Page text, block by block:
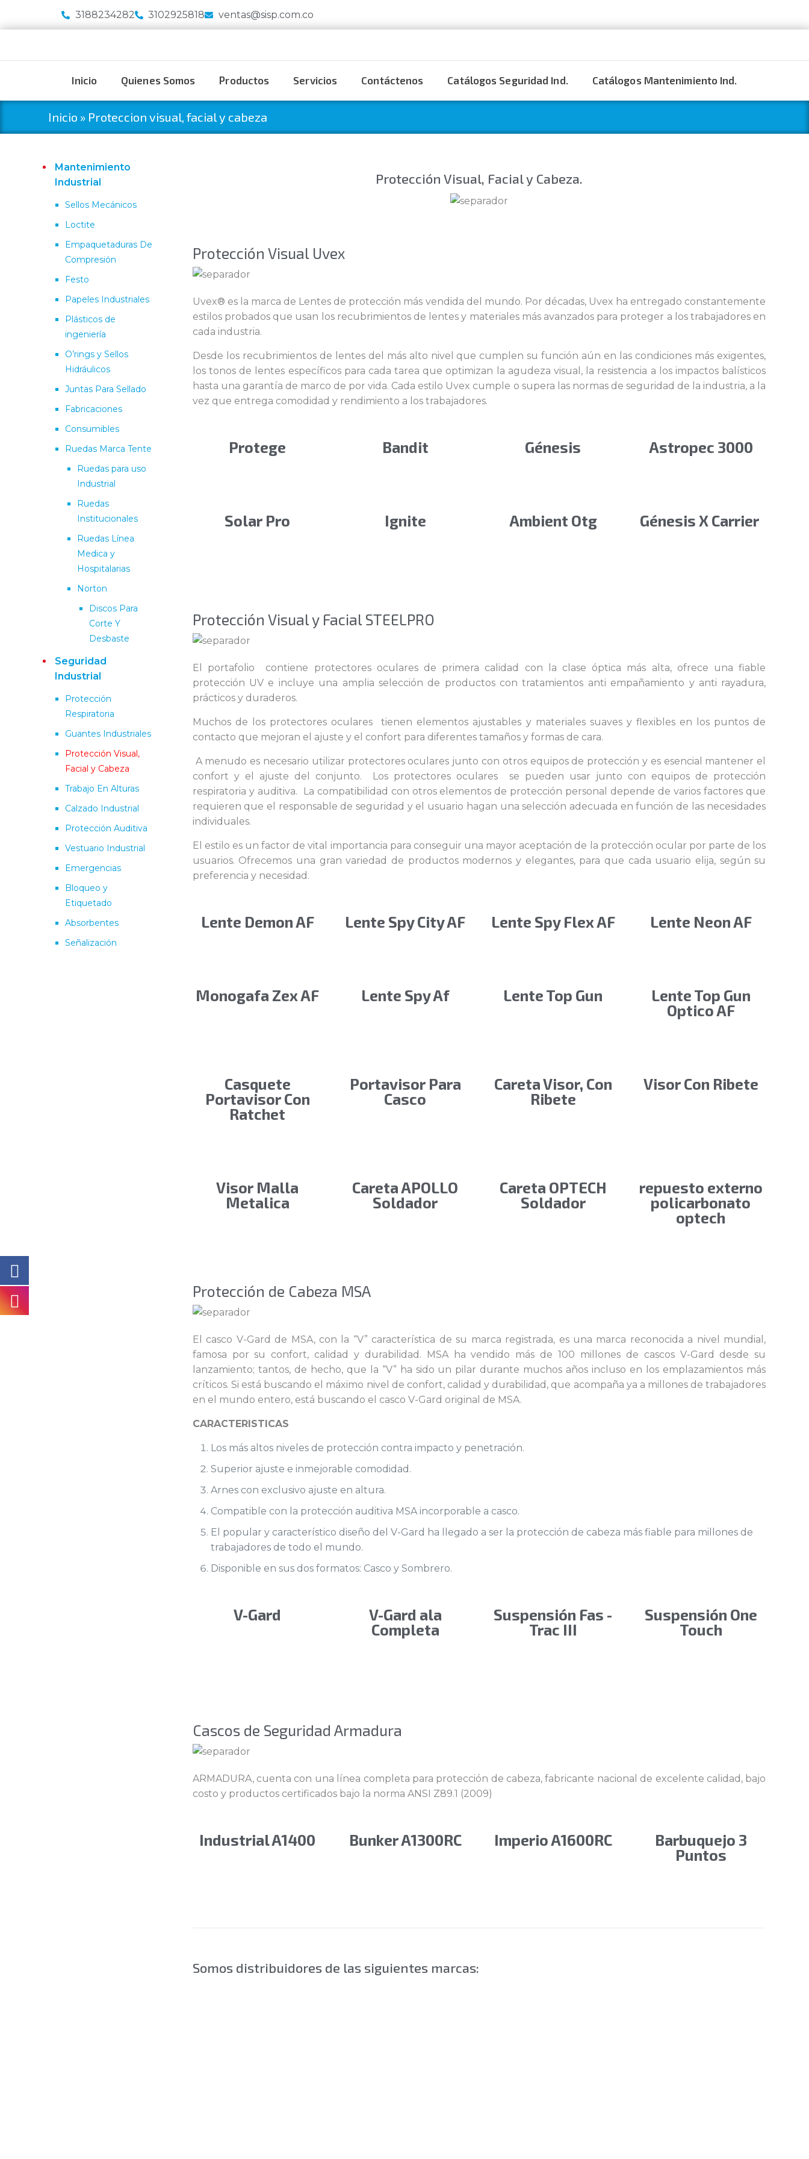
3188234282 3102925818 ventas@sisp.com.co
Inicio Quienes Somos Productos Servicios Contáctenos Catálogos Seguridad Ind. Catálogos Mantenimiento Ind.
Inicio » Proteccion visual, facial y cabeza
Protección Visual, Facial y Cabeza.
Protección Visual Uvex
Uvex® es la marca de Lentes de protección más vendida del mundo. Por décadas, Uvex ha entregado constantemente
estilos probados que usan los recubrimientos de lentes y materiales más avanzados para proteger a los trabajadores en
cada industria.
Desde los recubrimientos de lentes del más alto nivel que cumplen su función aún en las condiciones más exigentes,
los tonos de lentes específicos para cada tarea que optimizan la agudeza visual, la resistencia a los impactos balísticos
hasta una garantía de marco de por vida. Cada estilo Uvex cumple o supera las normas de seguridad de la industria, a la
vez que entrega comodidad y rendimiento a los trabajadores.
Protege Bandit Génesis Astropec 3000
Solar Pro Ignite Ambient Otg Génesis X Carrier
Protección Visual y Facial STEELPRO
El portafolio contiene protectores oculares de primera calidad con la clase óptica más alta, ofrece una fiable
protección UV e incluye una amplia selección de productos con tratamientos anti empañamiento y anti rayadura,
prácticos y duraderos.
Muchos de los protectores oculares tienen elementos ajustables y materiales suaves y flexibles en los puntos de
contacto que mejoran el ajuste y el confort para diferentes tamaños y formas de cara.
A menudo es necesario utilizar protectores oculares junto con otros equipos de protección y es esencial mantener el
confort y el ajuste del conjunto. Los protectores oculares se pueden usar junto con equipos de protección
respiratoria y auditiva. La compatibilidad con otros elementos de protección personal depende de varios factores que
requieren que el responsable de seguridad y el usuario hagan una selección adecuada en función de las necesidades
individuales.
El estilo es un factor de vital importancia para conseguir una mayor aceptación de la protección ocular por parte de los
usuarios. Ofrecemos una gran variedad de productos modernos y elegantes, para que cada usuario elija, según su
preferencia y necesidad.
Lente Demon AF Lente Spy City AF Lente Spy Flex AF Lente Neon AF
Monogafa Zex AF Lente Spy Af Lente Top Gun
Lente Top Gun
Optico AF
Casquete
Portavisor Con
Ratchet
Portavisor Para
Casco
Careta Visor, Con
Ribete
Visor Con Ribete
Visor Malla
Metalica
Careta APOLLO
Soldador
Careta OPTECH
Soldador
repuesto externo
policarbonato
optech
Protección de Cabeza MSA
El casco V-Gard de MSA, con la “V” característica de su marca registrada, es una marca reconocida a nivel mundial,
famosa por su confort, calidad y durabilidad. MSA ha vendido más de 100 millones de cascos V-Gard desde su
lanzamiento; tantos, de hecho, que la “V” ha sido un pilar durante muchos años incluso en los emplazamientos más
críticos. Si está buscando el máximo nivel de confort, calidad y durabilidad, que acompaña ya a millones de trabajadores
en el mundo entero, está buscando el casco V-Gard original de MSA.
CARACTERISTICAS
Los más altos niveles de protección contra impacto y penetración.
Superior ajuste e inmejorable comodidad.
Arnes con exclusivo ajuste en altura.
Compatible con la protección auditiva MSA incorporable a casco.
El popular y característico diseño del V-Gard ha llegado a ser la protección de cabeza más fiable para millones de
trabajadores de todo el mundo.
Disponible en sus dos formatos: Casco y Sombrero.
V-Gard
V-Gard ala
Completa
Suspensión Fas -
Trac III
Suspensión One
Touch
Cascos de Seguridad Armadura
ARMADURA, cuenta con una línea completa para protección de cabeza, fabricante nacional de excelente calidad, bajo
costo y productos certificados bajo la norma ANSI Z89.1 (2009)
Industrial A1400 Bunker A1300RC Imperio A1600RC
Barbuquejo 3
Puntos
Somos distribuidores de las siguientes marcas:
Mantenimiento
Industrial
Sellos Mecánicos
Loctite
Empaquetaduras De
Compresión
Festo
Papeles Industriales
Plásticos de
ingeniería
O’rings y Sellos
Hidráulicos
Juntas Para Sellado
Fabricaciones
Consumibles
Ruedas Marca Tente
Ruedas para uso
Industrial
Ruedas
Institucionales
Ruedas Línea
Medica y
Hospitalarias
Norton
Discos Para
Corte Y
Desbaste
Seguridad
Industrial
Protección
Respiratoria
Guantes Industriales
Protección Visual,
Facial y Cabeza
Trabajo En Alturas
Calzado Industrial
Protección Auditiva
Vestuario Industrial
Emergencias
Bloqueo y
Etiquetado
Absorbentes
Señalización